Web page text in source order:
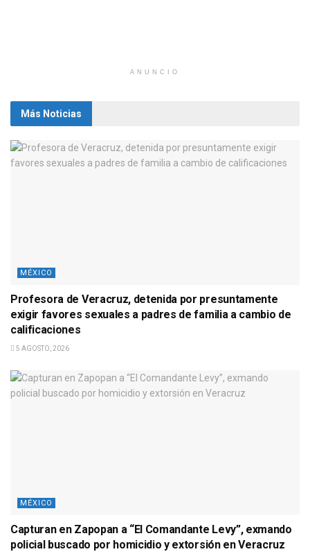
ANUNCIO
Más Noticias
MÉXICO
Profesora de Veracruz, detenida por presuntamente
exigir favores sexuales a padres de familia a cambio de
calificaciones
5 AGOSTO, 2026
MÉXICO
Capturan en Zapopan a “El Comandante Levy”, exmando
policial buscado por homicidio y extorsión en Veracruz